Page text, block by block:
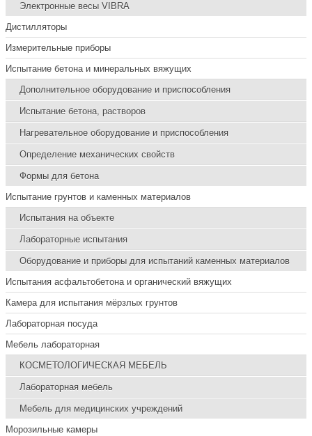
Электронные весы VIBRA
Дистилляторы
Измерительные приборы
Испытание бетона и минеральных вяжущих
Дополнительное оборудование и приспособления
Испытание бетона, растворов
Нагревательное оборудование и приспособления
Определение механических свойств
Формы для бетона
Испытание грунтов и каменных материалов
Испытания на объекте
Лабораторные испытания
Оборудование и приборы для испытаний каменных материалов
Испытания асфальтобетона и органический вяжущих
Камера для испытания мёрзлых грунтов
Лабораторная посуда
Мебель лабораторная
КОСМЕТОЛОГИЧЕСКАЯ МЕБЕЛЬ
Лабораторная мебель
Мебель для медицинских учреждений
Морозильные камеры